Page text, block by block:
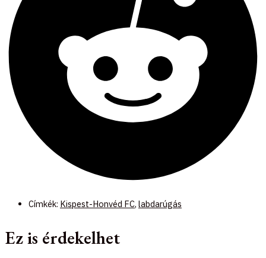
Címkék: Kispest-Honvéd FC, labdarúgás
Ez is érdekelhet